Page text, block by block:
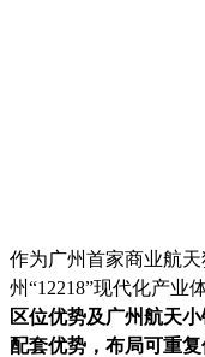
作为广州首家商业航
州“12218”现代化产业
区位优势及广州航天
配套优势，布局可重